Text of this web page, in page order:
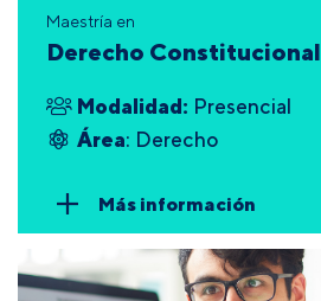
Maestría en
Derecho Constitucional
Modalidad: Presencial
Área: Derecho
Más información